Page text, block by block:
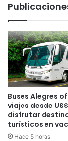
Buses Alegres
viajes desde
disfrutar
turísticos en
Hace 5 horas